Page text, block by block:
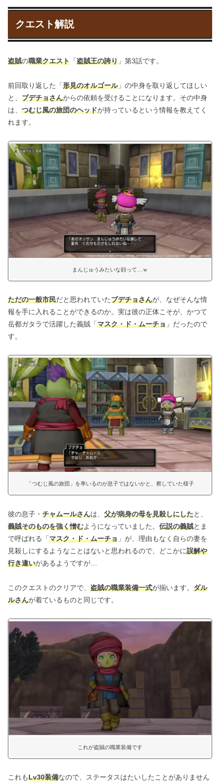
クエスト解説
盗賊の職業クエスト 「盗賊王の誇り 」第3話です。
前回取り返した「形見のオルゴール」の中身を取り返してほしい
と、 ブデチョさんからの依頼を受けることになります。その中身
は、 つむじ風の旅団のヘッドが持っているという情報を教えてく
れます。
まんじゅうみたいな顔って…ｗ
ただの一般市民だと思われていたブデチョさんが、なぜそんな情
報を手に入れることができるのか。実は彼の正体こそが、かつて
岳都ガタラで活躍した義賊「マスク・ド・ムーチョ 」だったので
す。
「つむじ風の旅団」を率いるのが息子ではないかと、察していた様子
彼の息子・ チャムールさんは、 父が病身の母を見殺しにしたと、
義賊そのものを強く憎むようになっていました。 伝説の義賊とま
で呼ばれる「マスク・ド・ムーチョ 」が、理由もなく自らの妻を
見殺しにするようなことはないと思われるので、どこかに誤解や
行き違いがあるようですが…
このクエストのクリアで、 盗賊の職業装備一式が揃います。 ダル
ルさんが着ているものと同じです。
これが盗賊の職業装備です
これもLv30装備なので、ステータスはたいしたことがありません